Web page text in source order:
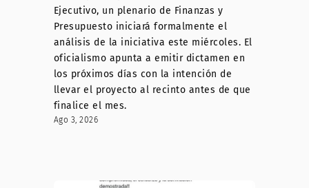
Ejecutivo, un plenario de Finanzas y
Presupuesto iniciará formalmente el
análisis de la iniciativa este miércoles. El
oficialismo apunta a emitir dictamen en
los próximos días con la intención de
llevar el proyecto al recinto antes de que
finalice el mes.
Ago 3, 2026